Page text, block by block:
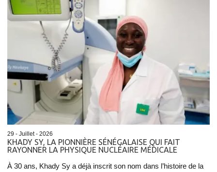
29 - Juillet - 2026
KHADY SY, LA PIONNIÈRE SÉNÉGALAISE QUI FAIT
RAYONNER LA PHYSIQUE NUCLÉAIRE MÉDICALE
À 30 ans, Khady Sy a déjà inscrit son nom dans l’histoire de la